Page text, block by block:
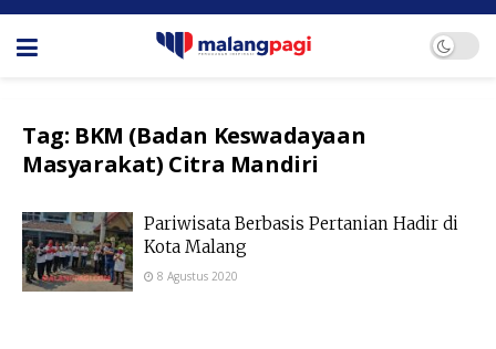
Tag: BKM (Badan Keswadayaan
Masyarakat) Citra Mandiri
Pariwisata Berbasis Pertanian Hadir di
Kota Malang
8 Agustus 2020